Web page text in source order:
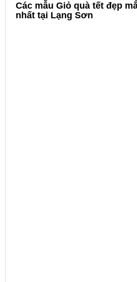
Các mẫu Giỏ quà tết đẹp
nhất tại Lạng Sơn